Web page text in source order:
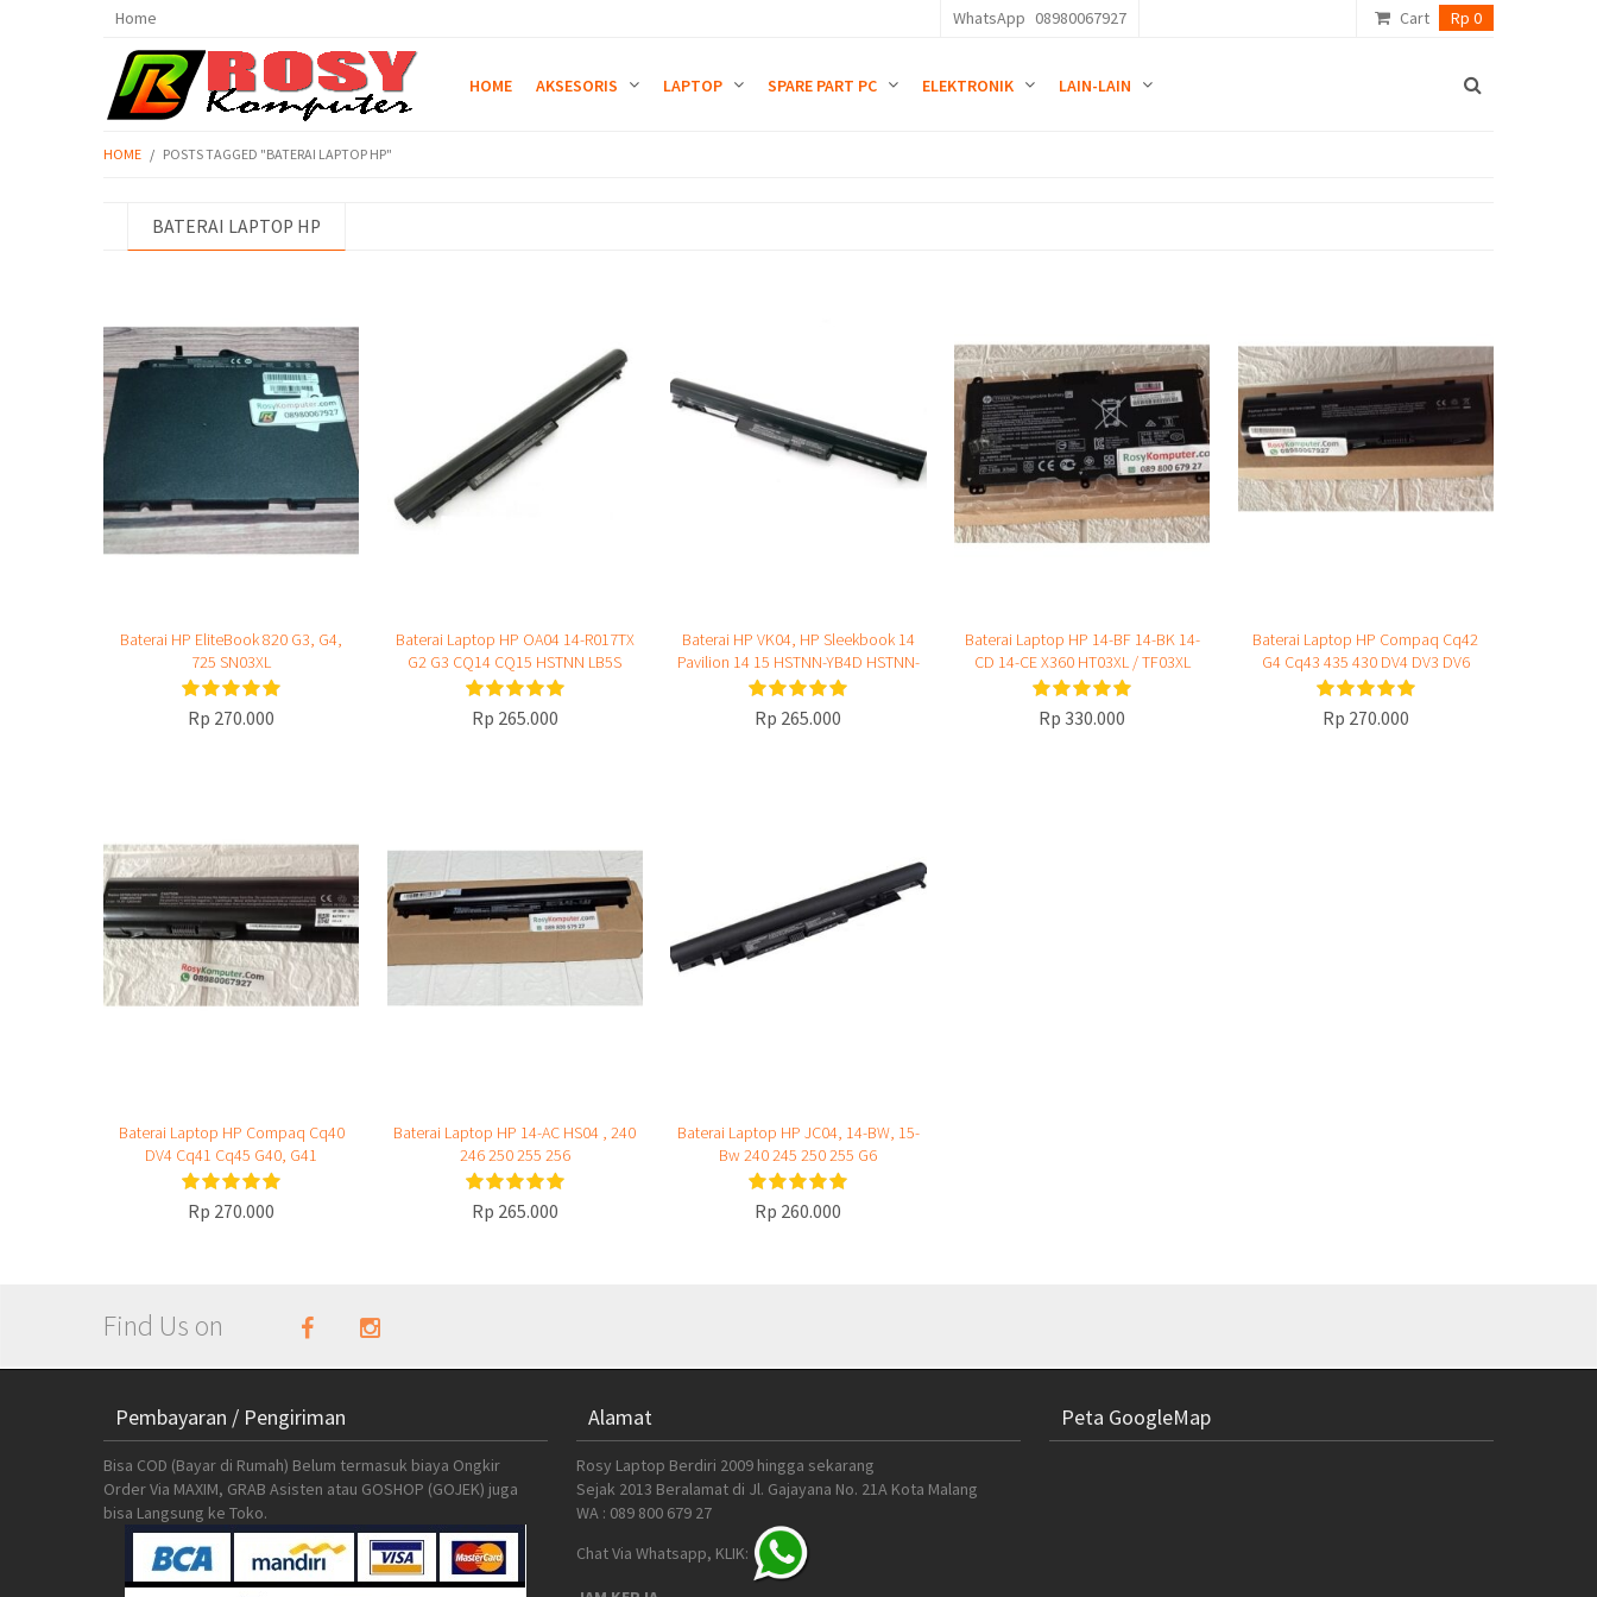
Home WhatsApp 08980067927 Cart Rp 0
HOME AKSESORIS LAPTOP SPARE PART PC ELEKTRONIK LAIN-LAIN
HOME / POSTS TAGGED "BATERAI LAPTOP HP"
BATERAI LAPTOP HP
Baterai HP EliteBook 820 G3, G4,
725 SN03XL
Rp 270.000
Baterai Laptop HP OA04 14-R017TX
G2 G3 CQ14 CQ15 HSTNN LB5S
Rp 265.000
Baterai HP VK04, HP Sleekbook 14
Pavilion 14 15 HSTNN-YB4D HSTNN-
DB4D
Rp 265.000
Baterai Laptop HP 14-BF 14-BK 14-
CD 14-CE X360 HT03XL / TF03XL
Rp 330.000
Baterai Laptop HP Compaq Cq42
G4 Cq43 435 430 DV4 DV3 DV6
Rp 270.000
Baterai Laptop HP Compaq Cq40
DV4 Cq41 Cq45 G40, G41
Rp 270.000
Baterai Laptop HP 14-AC HS04 , 240
246 250 255 256
Rp 265.000
Baterai Laptop HP JC04, 14-BW, 15-
Bw 240 245 250 255 G6
Rp 260.000
Find Us on
Pembayaran / Pengiriman
Bisa COD (Bayar di Rumah) Belum termasuk biaya Ongkir
Order Via MAXIM, GRAB Asisten atau GOSHOP (GOJEK) juga
bisa Langsung ke Toko.
Alamat
Rosy Laptop Berdiri 2009 hingga sekarang
Sejak 2013 Beralamat di Jl. Gajayana No. 21A Kota Malang
WA : 089 800 679 27
Chat Via Whatsapp, KLIK:
Peta GoogleMap